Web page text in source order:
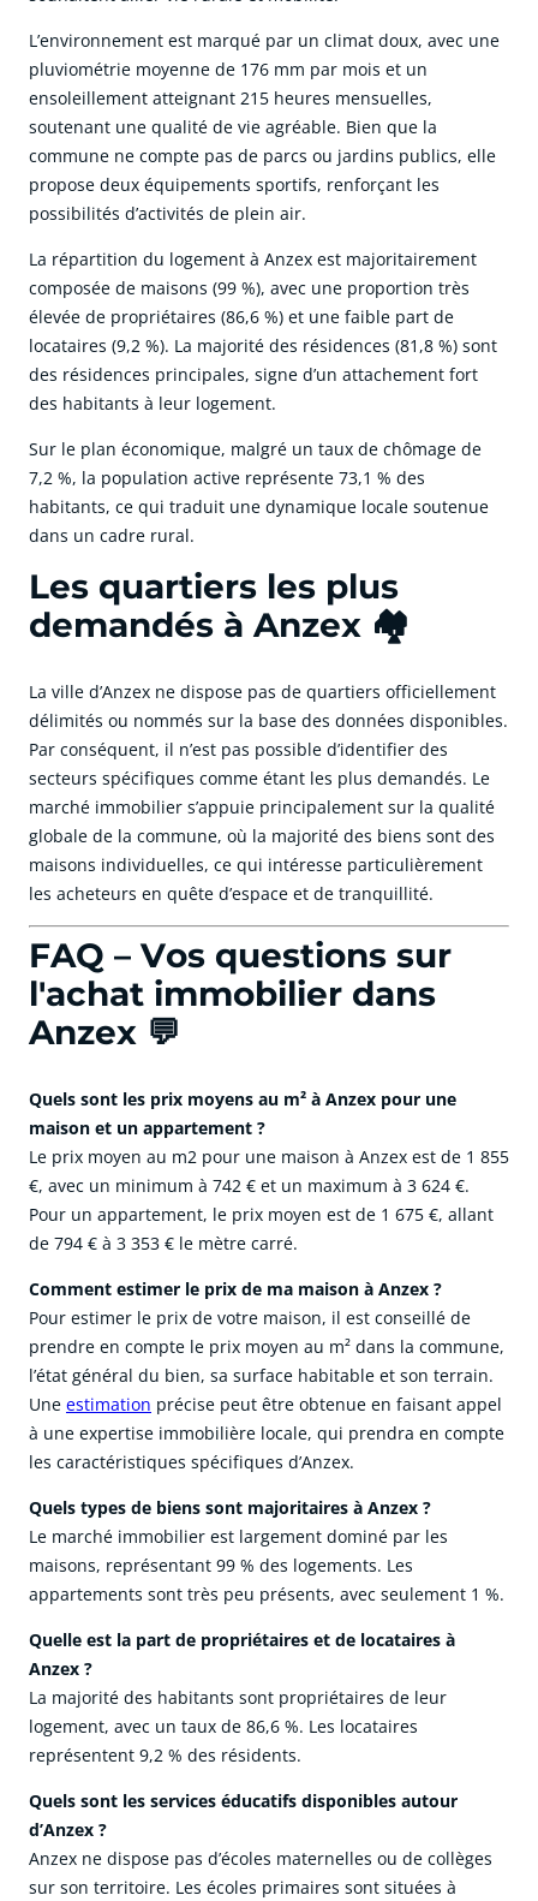
L’environnement est marqué par un climat doux, avec une
pluviométrie moyenne de 176 mm par mois et un
ensoleillement atteignant 215 heures mensuelles,
soutenant une qualité de vie agréable. Bien que la
commune ne compte pas de parcs ou jardins publics, elle
propose deux équipements sportifs, renforçant les
possibilités d’activités de plein air.
La répartition du logement à Anzex est majoritairement
composée de maisons (99 %), avec une proportion très
élevée de propriétaires (86,6 %) et une faible part de
locataires (9,2 %). La majorité des résidences (81,8 %) sont
des résidences principales, signe d’un attachement fort
des habitants à leur logement.
Sur le plan économique, malgré un taux de chômage de
7,2 %, la population active représente 73,1 % des
habitants, ce qui traduit une dynamique locale soutenue
dans un cadre rural.
Les quartiers les plus
demandés à Anzex 🏘️
La ville d’Anzex ne dispose pas de quartiers officiellement
délimités ou nommés sur la base des données disponibles.
Par conséquent, il n’est pas possible d’identifier des
secteurs spécifiques comme étant les plus demandés. Le
marché immobilier s’appuie principalement sur la qualité
globale de la commune, où la majorité des biens sont des
maisons individuelles, ce qui intéresse particulièrement
les acheteurs en quête d’espace et de tranquillité.
FAQ – Vos questions sur
l'achat immobilier dans
Anzex 💬
Quels sont les prix moyens au m² à Anzex pour une
maison et un appartement ?
Le prix moyen au m2 pour une maison à Anzex est de 1 855
€, avec un minimum à 742 € et un maximum à 3 624 €.
Pour un appartement, le prix moyen est de 1 675 €, allant
de 794 € à 3 353 € le mètre carré.
Comment estimer le prix de ma maison à Anzex ?
Pour estimer le prix de votre maison, il est conseillé de
prendre en compte le prix moyen au m² dans la commune,
l’état général du bien, sa surface habitable et son terrain.
Une estimation précise peut être obtenue en faisant appel
à une expertise immobilière locale, qui prendra en compte
les caractéristiques spécifiques d’Anzex.
Quels types de biens sont majoritaires à Anzex ?
Le marché immobilier est largement dominé par les
maisons, représentant 99 % des logements. Les
appartements sont très peu présents, avec seulement 1 %.
Quelle est la part de propriétaires et de locataires à
Anzex ?
La majorité des habitants sont propriétaires de leur
logement, avec un taux de 86,6 %. Les locataires
représentent 9,2 % des résidents.
Quels sont les services éducatifs disponibles autour
d’Anzex ?
Anzex ne dispose pas d’écoles maternelles ou de collèges
sur son territoire. Les écoles primaires sont situées à